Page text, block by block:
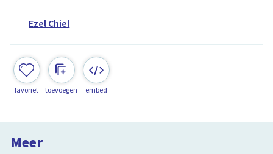
Ezel Chiel
favoriet toevoegen embed
Meer